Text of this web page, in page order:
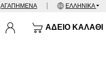
ΑΓΑΠΗΜΈΝΑ ΕΛΛΗΝΙΚΆ
ΆΔΕΙΟ ΚΑΛΆΘΙ